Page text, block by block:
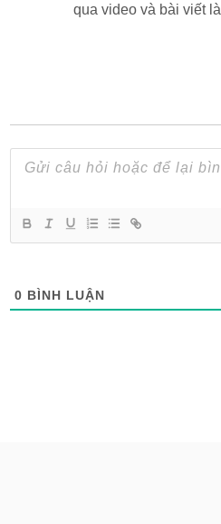
qua video và bài viết là
0 BÌNH LUẬN